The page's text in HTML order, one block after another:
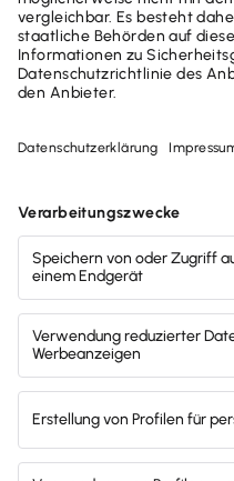
Kindergeld oder
lohnt sich mehr?
Du hast Kinder, hast
Kinderfreibetrag
Kinderfreibetrag für